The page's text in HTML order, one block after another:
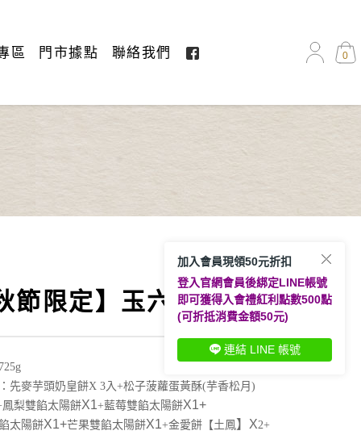
區 門市據點 聯絡我們 0
節限定】玉六品
先麥芋頭奶皇餅X 3入+松子菠蘿蛋黃酥(芋香松月)
鳳梨雙餡太陽餅X1+藍莓雙餡太陽餅X1+
太陽餅X1+芒果雙餡太陽餅X1+金愛餅【土鳳】 X2+
加入會員現領50元折扣
登入官網會員後綁定LINE帳號
即可獲得入會禮紅利點數500點
(可折抵消費金額50元)
連結 LINE 帳號